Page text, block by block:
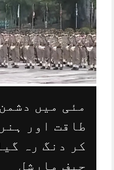
مئی میں
طاقت اور
کر دنگ رہ
چیف مارشل